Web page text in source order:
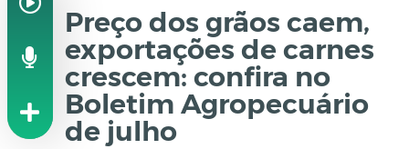
Preço dos grãos caem,
exportações de carnes
crescem: confira no
Boletim Agropecuário
de julho